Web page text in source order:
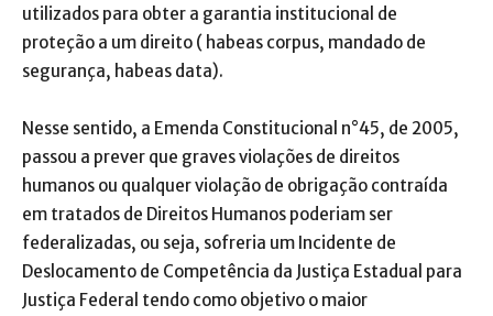
utilizados para obter a garantia institucional de
proteção a um direito ( habeas corpus, mandado de
segurança, habeas data).
Nesse sentido, a Emenda Constitucional n°45, de 2005,
passou a prever que graves violações de direitos
humanos ou qualquer violação de obrigação contraída
em tratados de Direitos Humanos poderiam ser
federalizadas, ou seja, sofreria um Incidente de
Deslocamento de Competência da Justiça Estadual para
Justiça Federal tendo como objetivo o maior